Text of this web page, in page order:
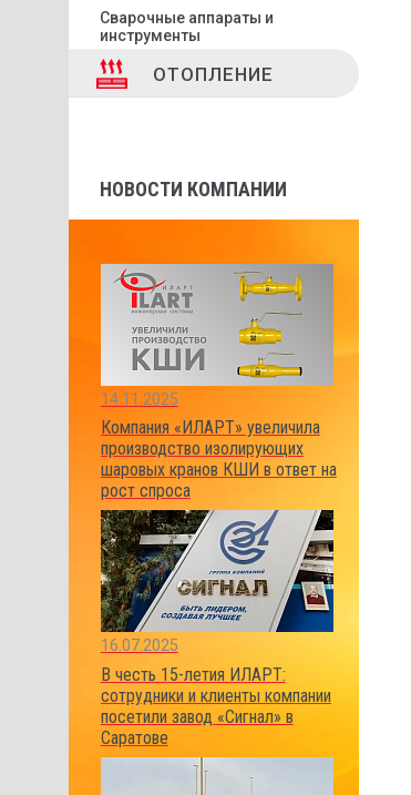
Сварочные аппараты и
инструменты
ОТОПЛЕНИЕ
НОВОСТИ КОМПАНИИ
14.11.2025
Компания «ИЛАРТ» увеличила
производство изолирующих
шаровых кранов КШИ в ответ на
рост спроса
16.07.2025
В честь 15-летия ИЛАРТ:
сотрудники и клиенты компании
посетили завод «Сигнал» в
Саратове